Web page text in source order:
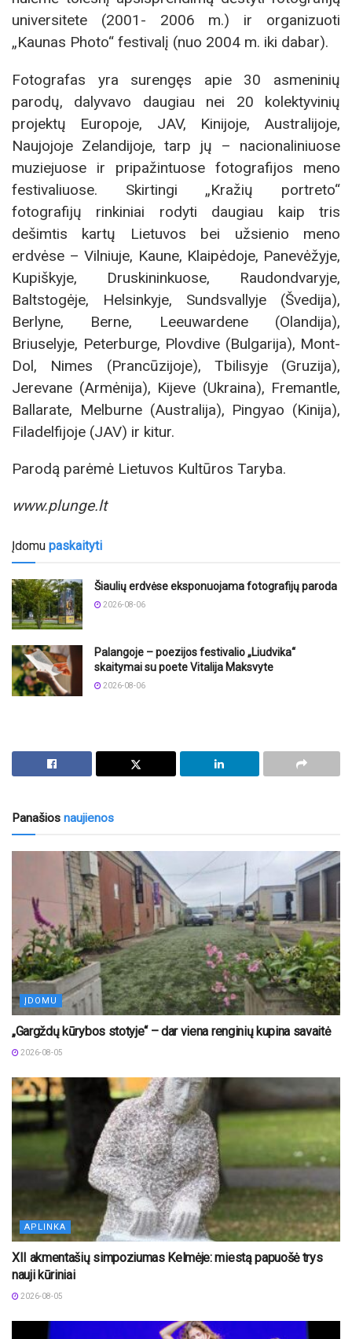
universitete (2001- 2006 m.) ir organizuoti
„Kaunas Photo“ festivalį (nuo 2004 m. iki dabar).
Fotografas yra surengęs apie 30 asmeninių
parodų, dalyvavo daugiau nei 20 kolektyvinių
projektų Europoje, JAV, Kinijoje, Australijoje,
Naujojoje Zelandijoje, tarp jų – nacionaliniuose
muziejuose ir pripažintuose fotografijos meno
festivaliuose. Skirtingi „Kražių portreto“
fotografijų rinkiniai rodyti daugiau kaip tris
dešimtis kartų Lietuvos bei užsienio meno
erdvėse – Vilniuje, Kaune, Klaipėdoje, Panevėžyje,
Kupiškyje, Druskininkuose, Raudondvaryje,
Baltstogėje, Helsinkyje, Sundsvallyje (Švedija),
Berlyne, Berne, Leeuwardene (Olandija),
Briuselyje, Peterburge, Plovdive (Bulgarija), Mont-
Dol, Nimes (Prancūzijoje), Tbilisyje (Gruzija),
Jerevane (Armėnija), Kijeve (Ukraina), Fremantle,
Ballarate, Melburne (Australija), Pingyao (Kinija),
Filadelfijoje (JAV) ir kitur.
Parodą parėmė Lietuvos Kultūros Taryba.
www.plunge.lt
Įdomu paskaityti
Šiaulių erdvėse eksponuojama fotografijų paroda
2026-08-06
Palangoje – poezijos festivalio „Liudvika“
skaitymai su poete Vitalija Maksvyte
2026-08-06
Panašios naujienos
ĮDOMU
„Gargždų kūrybos stotyje“ – dar viena renginių kupina savaitė
2026-08-05
APLINKA
XII akmentašių simpoziumas Kelmėje: miestą papuošė trys
nauji kūriniai
2026-08-05